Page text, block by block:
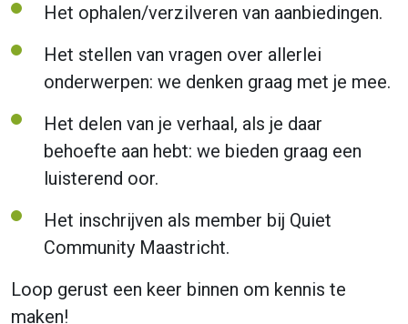
Het ophalen/verzilveren van aanbiedingen.
Het stellen van vragen over allerlei
onderwerpen: we denken graag met je mee.
Het delen van je verhaal, als je daar
behoefte aan hebt: we bieden graag een
luisterend oor.
Het inschrijven als member bij Quiet
Community Maastricht.
Loop gerust een keer binnen om kennis te
maken!